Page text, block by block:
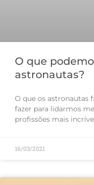
O que
astronautas?
O que os astronautas
fazer para lidarmos
profissões mais
16/03/2021